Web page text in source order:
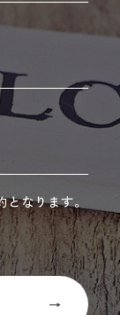
なります。